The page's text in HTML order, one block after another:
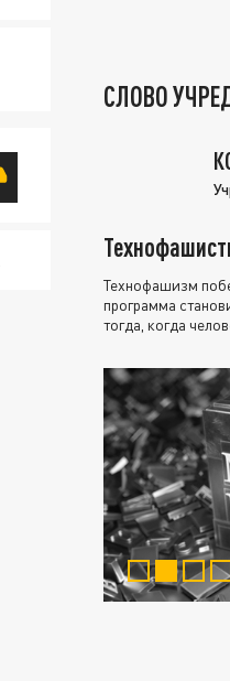
СЛОВО
Технофашизм
программа
тогда, когда